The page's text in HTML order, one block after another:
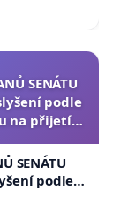
SENÁTU
podle
na přijetí
SENÁTU
podle §